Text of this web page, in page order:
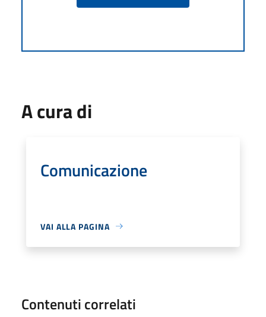
A cura di
Comunicazione
VAI ALLA PAGINA
Contenuti correlati